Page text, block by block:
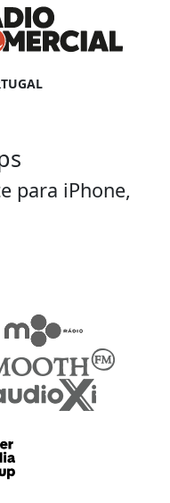
para iPhone,